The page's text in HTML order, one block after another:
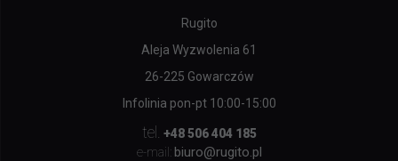
Rugito
Aleja Wyzwolenia 61
26-225 Gowarczów
Infolinia pon-pt 10:00-15:00
tel. +48 506 404 185
e-mail: biuro@rugito.pl